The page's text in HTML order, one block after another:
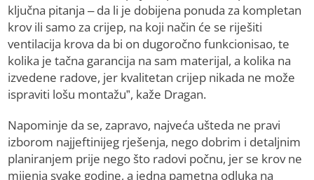
ključna pitanja – da li je dobijena ponuda za kompletan
krov ili samo za crijep, na koji način će se riješiti
ventilacija krova da bi on dugoročno funkcionisao, te
kolika je tačna garancija na sam materijal, a kolika na
izvedene radove, jer kvalitetan crijep nikada ne može
ispraviti lošu montažu”, kaže Dragan.
Napominje da se, zapravo, najveća ušteda ne pravi
izborom najjeftinijeg rješenja, nego dobrim i detaljnim
planiranjem prije nego što radovi počnu, jer se krov ne
mijenja svake godine, a jedna pametna odluka na